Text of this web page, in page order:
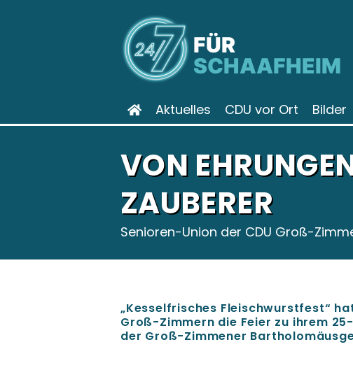
FÜR
SCHAAFHEIM
Aktuelles CDU vor Ort Bilder
VON
ZAUBERER
Senioren-Union der CDU Groß-
Kesselfrisches Fleischwurstfest“
Groß-Zimmern die Feier zu ihrem
der Groß-Zimmener